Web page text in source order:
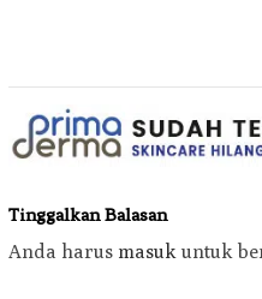
Tinggalkan Balasan
Anda harus masuk untuk